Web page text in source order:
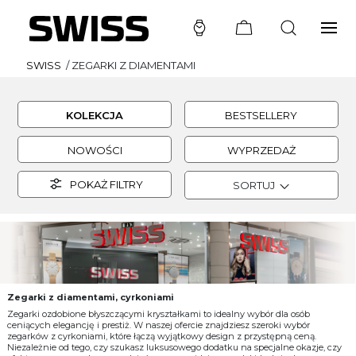
SWISS /ZEGARKI Z DIAMENTAMI
KOLEKCJA BESTSELLERY
NOWOŚCI WYPRZEDAŻ
POKAŻ FILTRY SORTUJ
Zegarki z diamentami, cyrkoniami
Zegarki ozdobione błyszczącymi kryształkami to idealny wybór dla osób
ceniących elegancję i prestiż. W naszej ofercie znajdziesz szeroki wybór
zegarków z cyrkoniami, które łączą wyjątkowy design z przystępną ceną.
Niezależnie od tego, czy szukasz luksusowego dodatku na specjalne okazje, czy